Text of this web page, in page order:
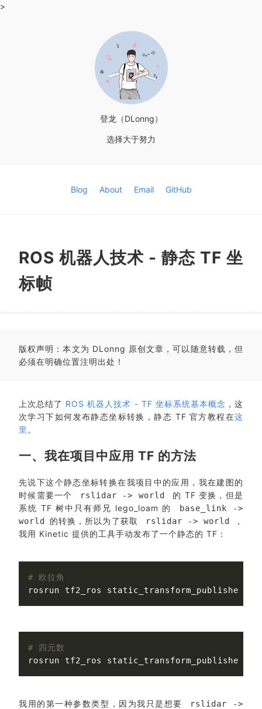
>
登龙（DLonng）
选择大于努力
Blog About Email GitHub
ROS 机器人技术 - 静态 TF 坐
标帧
版权声明：本文为 DLonng 原创文章，可以随意转载，但
必须在明确位置注明出处！
上次总结了 ROS 机器人技术 - TF 坐标系统基本概念 ，这
次学习下如何发布静态坐标转换，静态 TF 官方教程在这
里 。
一、我在项目中应用 TF 的方法
先说下这个静态坐标转换在我项目中的应用，我在建图的
时候需要一个
rslidar -> world
的 TF 变换，但是
系统 TF 树中只有师兄 lego_loam 的
base_link ->
world
的转换，所以为了获取 rslidar -> world
，
我用 Kinetic 提供的工具手动发布了一个静态的 TF：
# 欧拉角
# 四元数
我用的第一种参数类型，因为我只是想要
rslidar ->